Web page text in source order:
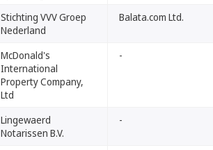
Stichting VVV Groep
Nederland
Balata.com Ltd.
McDonald's
International
Property Company,
Ltd
-
Lingewaerd
Notarissen B.V.
-